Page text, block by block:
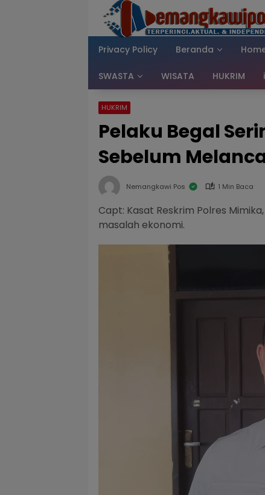
Privacy Policy Beranda
SWASTA WISATA HUKRIM
HUKRIM
Pelaku Begal
Sebelum
Nemangkawi Pos 1 Min Baca
Capt: Kasat Reskrim Polres
masalah ekonomi.